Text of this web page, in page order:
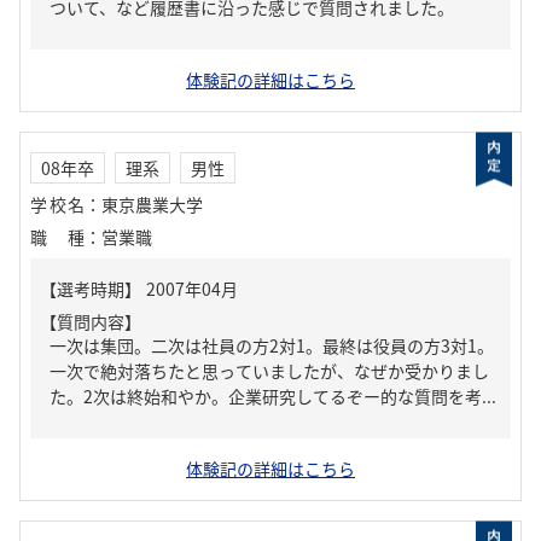
ついて、など履歴書に沿った感じで質問されました。
体験記の詳細はこちら
08年卒 理系
男性
学校名 ： 東京農業大学
職種 ： 営業職
【質問内容】
一次は集団。二次は社員の方2対1。最終は役員の方3対1。
一次で絶対落ちたと思っていましたが、なぜか受かりまし
た。2次は終始和やか。企業研究してるぞー的な質問を考...
体験記の詳細はこちら